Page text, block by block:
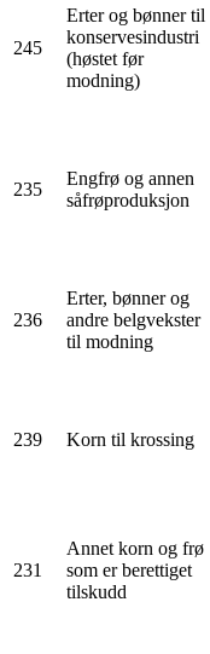
245
Erter og bønner til
konservesindustri
(høstet før
modning)
235
Engfrø og annen
såfrøproduksjon
236
Erter, bønner og
andre belgvekster
til modning
239 Korn til krossing
231
Annet korn og frø
som er berettiget
tilskudd